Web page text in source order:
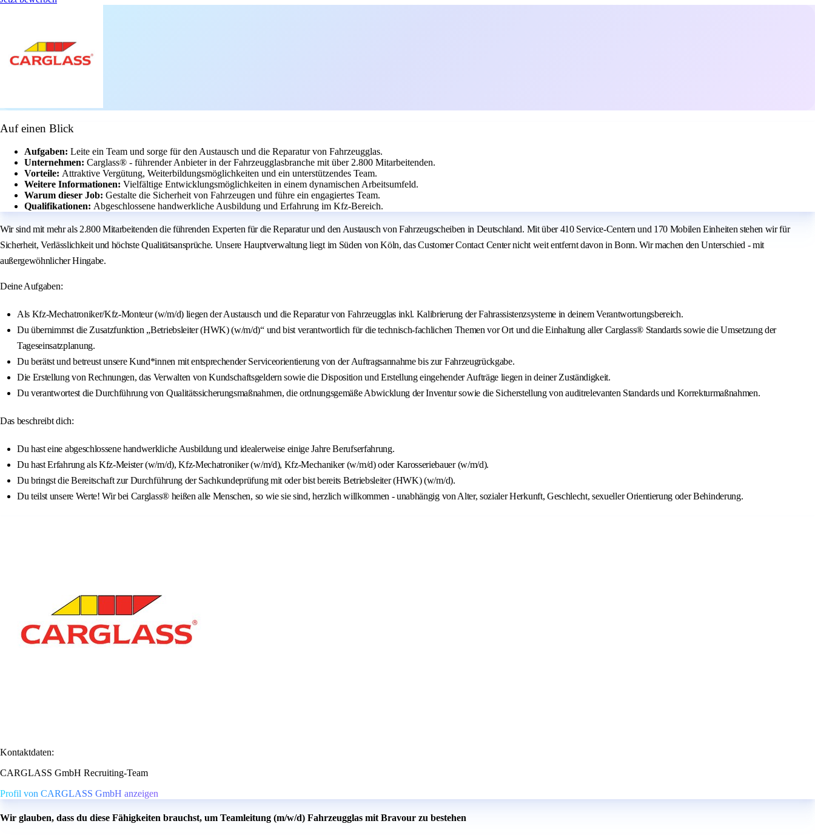
Auf einen Blick
Aufgaben: Leite ein Team und sorge für den Austausch und die Reparatur von Fahrzeugglas.
Unternehmen: Carglass® - führender Anbieter in der Fahrzeugglasbranche mit über 2.800 Mitarbeitenden.
Vorteile: Attraktive Vergütung, Weiterbildungsmöglichkeiten und ein unterstützendes Team.
Weitere Informationen: Vielfältige Entwicklungsmöglichkeiten in einem dynamischen Arbeitsumfeld.
Warum dieser Job: Gestalte die Sicherheit von Fahrzeugen und führe ein engagiertes Team.
Qualifikationen: Abgeschlossene handwerkliche Ausbildung und Erfahrung im Kfz-Bereich.
Wir sind mit mehr als 2.800 Mitarbeitenden die führenden Experten für die Reparatur und den Austausch von Fahrzeugscheiben in Deutschland. Mit über 410 Service-Centern und 170 Mobilen Einheiten stehen wir für
Sicherheit, Verlässlichkeit und höchste Qualitätsansprüche. Unsere Hauptverwaltung liegt im Süden von Köln, das Customer Contact Center nicht weit entfernt davon in Bonn. Wir machen den Unterschied - mit
außergewöhnlicher Hingabe.
Deine Aufgaben:
Als Kfz-Mechatroniker/Kfz-Monteur (w/m/d) liegen der Austausch und die Reparatur von Fahrzeugglas inkl. Kalibrierung der Fahrassistenzsysteme in deinem Verantwortungsbereich.
Du übernimmst die Zusatzfunktion „Betriebsleiter (HWK) (w/m/d)“ und bist verantwortlich für die technisch-fachlichen Themen vor Ort und die Einhaltung aller Carglass® Standards sowie die Umsetzung der
Tageseinsatzplanung.
Du berätst und betreust unsere Kund*innen mit entsprechender Serviceorientierung von der Auftragsannahme bis zur Fahrzeugrückgabe.
Die Erstellung von Rechnungen, das Verwalten von Kundschaftsgeldern sowie die Disposition und Erstellung eingehender Aufträge liegen in deiner Zuständigkeit.
Du verantwortest die Durchführung von Qualitätssicherungsmaßnahmen, die ordnungsgemäße Abwicklung der Inventur sowie die Sicherstellung von auditrelevanten Standards und Korrekturmaßnahmen.
Das beschreibt dich:
Du hast eine abgeschlossene handwerkliche Ausbildung und idealerweise einige Jahre Berufserfahrung.
Du hast Erfahrung als Kfz-Meister (w/m/d), Kfz-Mechatroniker (w/m/d), Kfz-Mechaniker (w/m/d) oder Karosseriebauer (w/m/d).
Du bringst die Bereitschaft zur Durchführung der Sachkundeprüfung mit oder bist bereits Betriebsleiter (HWK) (w/m/d).
Du teilst unsere Werte! Wir bei Carglass® heißen alle Menschen, so wie sie sind, herzlich willkommen - unabhängig von Alter, sozialer Herkunft, Geschlecht, sexueller Orientierung oder Behinderung.
Kontaktdaten:
CARGLASS GmbH Recruiting-Team
Profil von CARGLASS GmbH anzeigen
Wir glauben, dass du diese Fähigkeiten brauchst, um Teamleitung (m/w/d) Fahrzeugglas mit Bravour zu bestehen